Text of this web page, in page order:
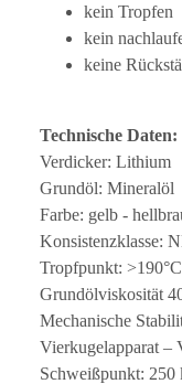
kein Tropfen
kein
keine
Technische Daten:
Verdicker: Lithium
Grundöl: Mineralöl
Farbe: gelb -
Konsistenzklasse:
Tropfpunkt: >190°C
Grundölviskosität
Mechanische
Vierkugelapparat –
Schweißpunkt: 250